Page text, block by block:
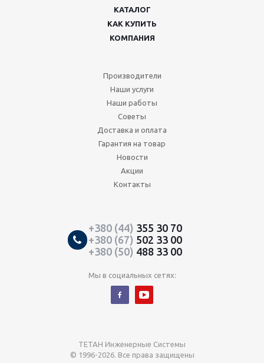
КАТАЛОГ
КАК КУПИТЬ
КОМПАНИЯ
Производители
Наши услуги
Наши работы
Советы
Доставка и оплата
Гарантия на товар
Новости
Акции
Контакты
+380 (44) 355 30 70
+380 (67) 502 33 00
+380 (50) 488 33 00
Мы в социальных сетях:
ТЕТАН Инженерные Системы
© 1996-2026. Все права защищены